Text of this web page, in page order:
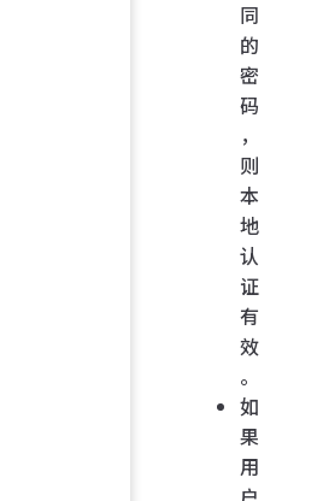
同
的
密
码
，
则
本
地
认
证
有
效
。
如
果
用